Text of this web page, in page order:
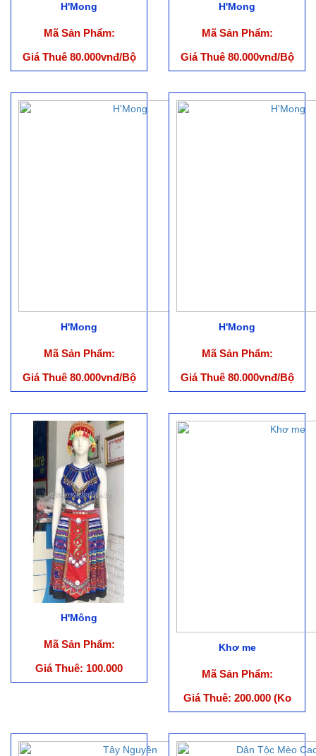
H'Mong
Mã Sản Phẩm:
Giá Thuê 80.000vnđ/Bộ
(ko bao gồm phụ kiện)
H'Mong
Mã Sản Phẩm:
Giá Thuê 80.000vnđ/Bộ
(ko bao gồm phụ kiện)
H'Mong
Mã Sản Phẩm:
Giá Thuê 80.000vnđ/Bộ
(ko bao gồm phụ kiện)
H'Mong
Mã Sản Phẩm:
Giá Thuê 80.000vnđ/Bộ
(ko bao gồm phụ kiện)
H'Mông
Mã Sản Phẩm:
Giá Thuê: 100.000
vnđ/Bộ (Ko bao gồm
Khơ me
Mã Sản Phẩm:
Giá Thuê: 200.000 (Ko
bao gồm phụ kiện)